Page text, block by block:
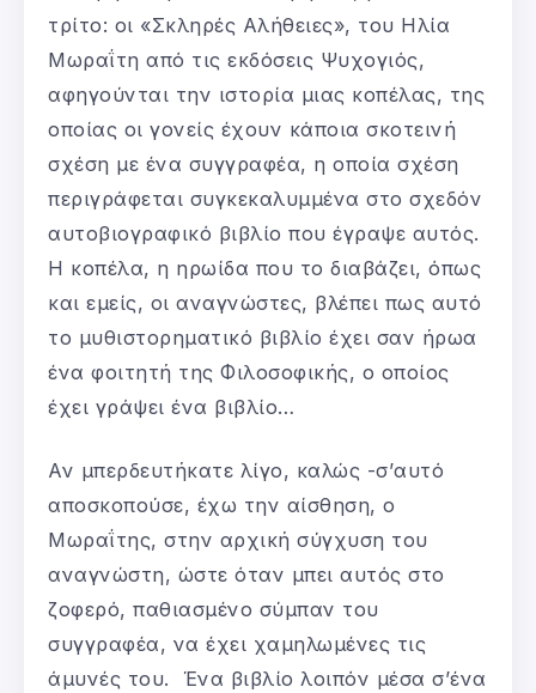
τρίτο: οι «Σκληρές Αλήθειες», του Ηλία
Μωραΐτη από τις εκδόσεις Ψυχογιός,
αφηγούνται την ιστορία μιας κοπέλας, της
οποίας οι γονείς έχουν κάποια σκοτεινή
σχέση με ένα συγγραφέα, η οποία σχέση
περιγράφεται συγκεκαλυμμένα στο σχεδόν
αυτοβιογραφικό βιβλίο που έγραψε αυτός.
Η κοπέλα, η ηρωίδα που το διαβάζει, όπως
και εμείς, οι αναγνώστες, βλέπει πως αυτό
το μυθιστορηματικό βιβλίο έχει σαν ήρωα
ένα φοιτητή της Φιλοσοφικής, ο οποίος
έχει γράψει ένα βιβλίο…
Αν μπερδευτήκατε λίγο, καλώς -σ’αυτό
αποσκοπούσε, έχω την αίσθηση, ο
Μωραΐτης, στην αρχική σύγχυση του
αναγνώστη, ώστε όταν μπει αυτός στο
ζοφερό, παθιασμένο σύμπαν του
συγγραφέα, να έχει χαμηλωμένες τις
άμυνές του. Ένα βιβλίο λοιπόν μέσα σ’ένα